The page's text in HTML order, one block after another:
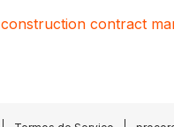
construction contract